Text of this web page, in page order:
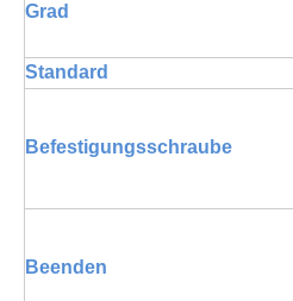
Grad
Standard
Befestigungsschraube
Beenden